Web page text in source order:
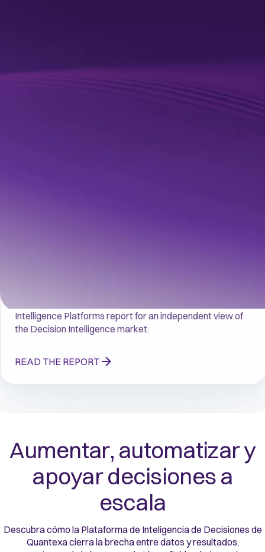
Intelligence Platforms report for an independent view of
the Decision Intelligence market.
READ THE REPORT
Aumentar, automatizar y
apoyar decisiones a
escala
Descubra cómo la Plataforma de Inteligencia de Decisiones de
Quantexa cierra la brecha entre datos y resultados,